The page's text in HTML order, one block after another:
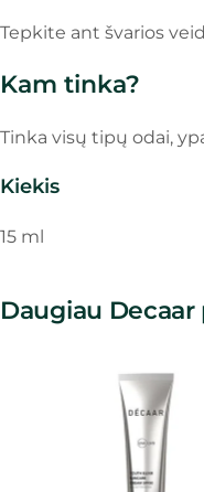
Tepkite ant švarios
Kam tinka?
Tinka visų tipų odai,
Kiekis
15 ml
Daugiau